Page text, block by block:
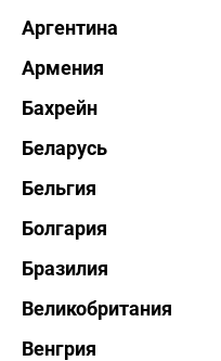
Аргентина
Армения
Бахрейн
Беларусь
Бельгия
Болгария
Бразилия
Великобритания
Венгрия